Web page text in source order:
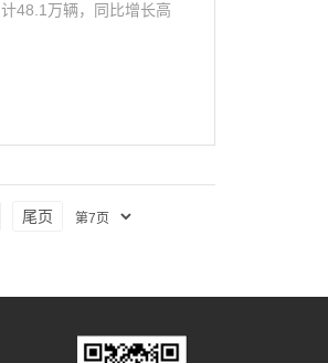
48.1万辆，同比增长高
尾页